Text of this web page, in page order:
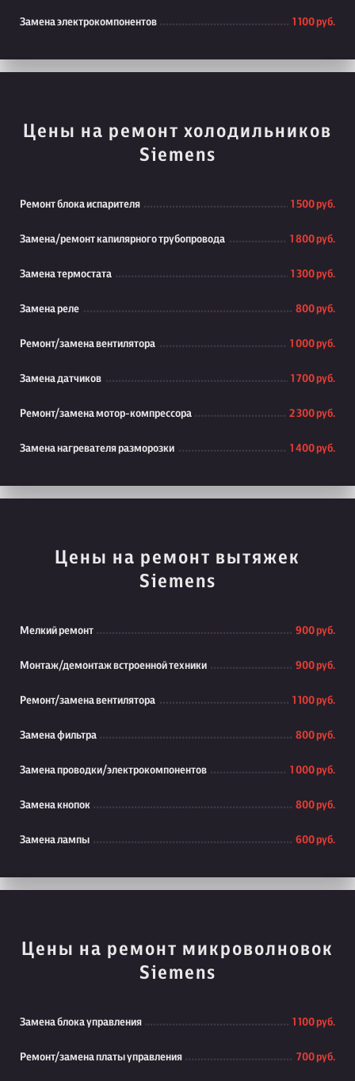
Замена электрокомпонентов 1 100 руб.
Цены на ремонт холодильников
Siemens
Ремонт блока испарителя 1 500 руб.
Замена/ремонт капилярного трубопровода 1 800 руб.
Замена термостата 1 300 руб.
Замена реле 800 руб.
Ремонт/замена вентилятора 1 000 руб.
Замена датчиков 1 700 руб.
Ремонт/замена мотор-компрессора 2 300 руб.
Замена нагревателя разморозки 1 400 руб.
Цены на ремонт вытяжек
Siemens
Мелкий ремонт 900 руб.
Монтаж/демонтаж встроенной техники 900 руб.
Ремонт/замена вентилятора 1 100 руб.
Замена фильтра 800 руб.
Замена проводки/электрокомпонентов 1 000 руб.
Замена кнопок 800 руб.
Замена лампы 600 руб.
Цены на ремонт микроволновок
Siemens
Замена блока управления 1 100 руб.
Ремонт/замена платы управления 700 руб.